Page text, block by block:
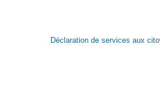
Déclaration de services aux